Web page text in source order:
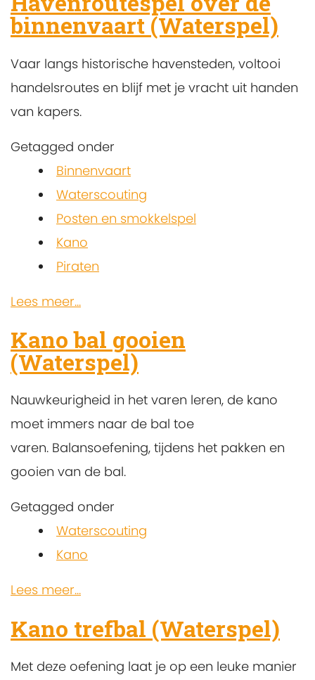
binnenvaart (Waterspel)
Vaar langs historische havensteden, voltooi
handelsroutes en blijf met je vracht uit handen
van kapers.
Getagged onder
Binnenvaart
Waterscouting
Posten en smokkelspel
Kano
Piraten
Lees meer...
Kano bal gooien
(Waterspel)
Nauwkeurigheid in het varen leren, de kano
moet immers naar de bal toe
varen. Balansoefening, tijdens het pakken en
gooien van de bal.
Getagged onder
Waterscouting
Kano
Lees meer...
Kano trefbal (Waterspel)
Met deze oefening laat je op een leuke manier